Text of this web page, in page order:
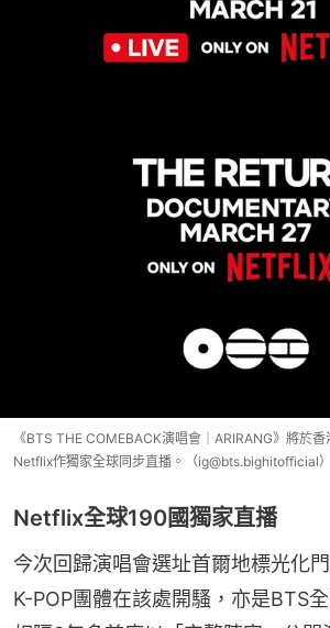
《BTS THE COMEBACK演唱會｜ARIRANG》將於
Netflix作獨家全球同步直播。（ig@bts.bighitofficial）
Netflix全球190國獨家直播
今次回歸演唱會選址首爾地標光化
K-POP團體在該處開騷，亦是BTS